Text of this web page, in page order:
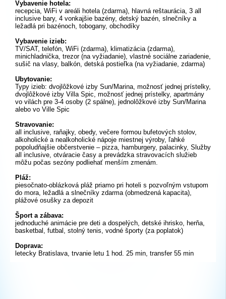
Vybavenie hotela:
recepcia, WiFi v areáli hotela (zdarma), hlavná reštaurácia, 3 all
inclusive bary, 4 vonkajšie bazény, detský bazén, slnečníky a
ležadlá pri bazénoch, tobogany, obchodíky
Vybavenie izieb:
TV/SAT, telefón, WiFi (zdarma), klimatizácia (zdarma),
minichladnička, trezor (na vyžiadanie), vlastné sociálne zariadenie,
sušič na vlasy, balkón, detská postieľka (na vyžiadanie, zdarma)
Ubytovanie:
Typy izieb: dvojlôžkové izby Sun/Marina, možnosť jednej prístelky,
dvojlôžkové izby Villa Spic, možnosť jednej prístelky, apartmány
vo vilách pre 3-4 osoby (2 spálne), jednolôžkové izby Sun/Marina
alebo vo Ville Spic
Stravovanie:
all inclusive, raňajky, obedy, večere formou bufetových stolov,
alkoholické a nealkoholické nápoje miestnej výroby, ľahké
popoludňajšie občerstvenie – pizza, hamburgery, palacinky, Služby
all inclusive, otváracie časy a prevádzka stravovacích služieb
môžu počas sezóny podliehať menším zmenám.
Pláž:
piesočnato-oblázková pláž priamo pri hoteli s pozvoľným vstupom
do mora, ležadlá a slnečníky zdarma (obmedzená kapacita),
plážové osušky za depozit
Šport a zábava:
jednoduché animácie pre deti a dospelých, detské ihrisko, herňa,
basketbal, futbal, stolný tenis, vodné športy (za poplatok)
Doprava:
letecky Bratislava, trvanie letu 1 hod. 25 min, transfer 55 min